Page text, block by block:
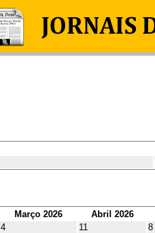
Março 2026 Abril 2026
4 11 8